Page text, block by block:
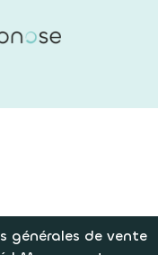
générales de vente